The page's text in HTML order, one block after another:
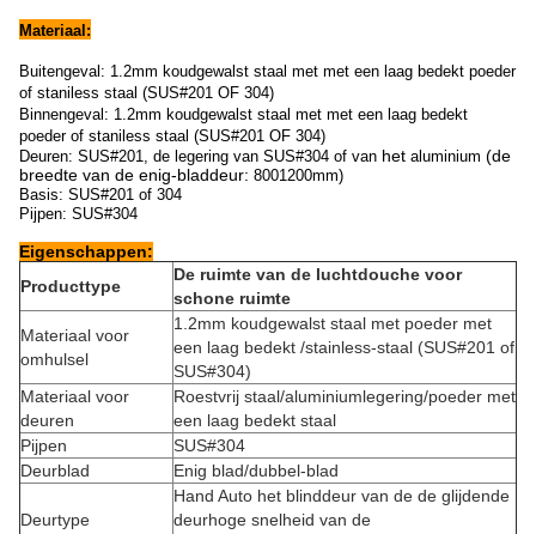
Materiaal:
Buitengeval: 1.2mm koudgewalst staal met met een laag bedekt poeder
of staniless staal (SUS#201 OF 304)
Binnengeval: 1.2mm koudgewalst staal met met een laag bedekt
poeder of staniless staal (SUS#201 OF 304)
Deuren: SUS#201, de legering van SUS#304 of van het aluminium (de
breedte van de enig-bladdeur: 8001200mm)
Basis: SUS#201 of 304
Pijpen: SUS#304
Eigenschappen:
Producttype
De ruimte van de luchtdouche voor
schone ruimte
Materiaal voor
omhulsel
1.2mm koudgewalst staal met poeder met
een laag bedekt /stainless-staal (SUS#201 of
SUS#304)
Materiaal voor
deuren
Roestvrij staal/aluminiumlegering/poeder met
een laag bedekt staal
Pijpen
SUS#304
Deurblad
Enig blad/dubbel-blad
Deurtype
Hand Auto het blinddeur van de de glijdende
deurhoge snelheid van de